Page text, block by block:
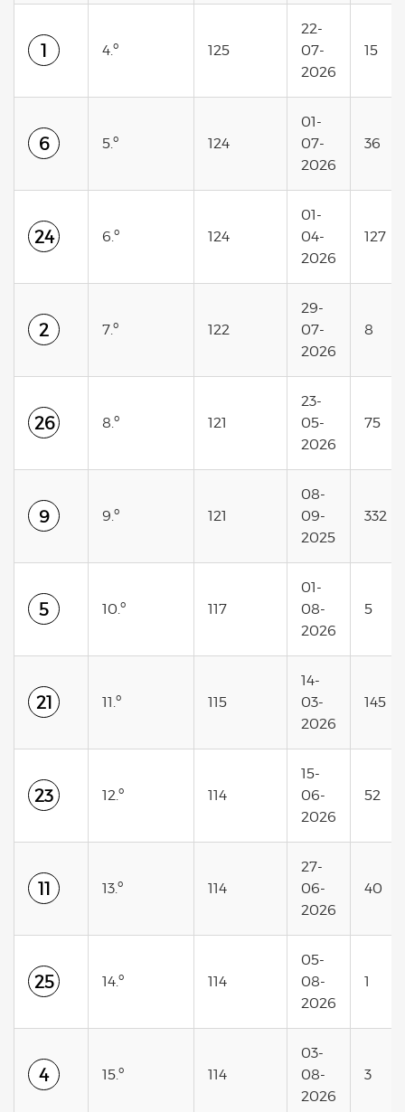
1 4.º 125
22-
07-
2026
15
6 5.º 124
01-
07-
2026
36
24 6.º 124
01-
04-
2026
127
2 7.º 122
29-
07-
2026
8
26 8.º 121
23-
05-
2026
75
9 9.º 121
08-
09-
2025
332
5 10.º 117
01-
08-
2026
5
21 11.º 115
14-
03-
2026
145
23 12.º 114
15-
06-
2026
52
11 13.º 114
27-
06-
2026
40
25 14.º 114
05-
08-
2026
1
4 15.º 114
03-
08-
2026
3